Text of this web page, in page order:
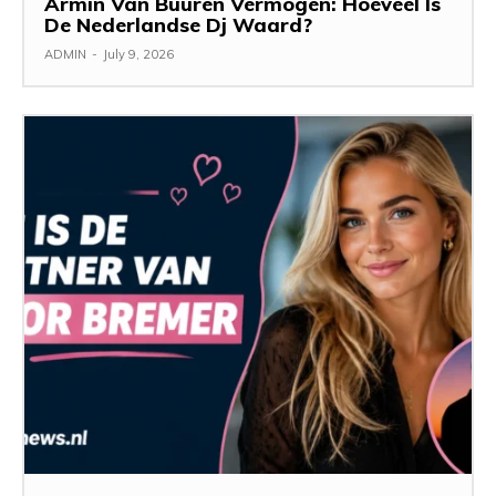
De Nederlandse Dj Waard?
ADMIN - July 9, 2026